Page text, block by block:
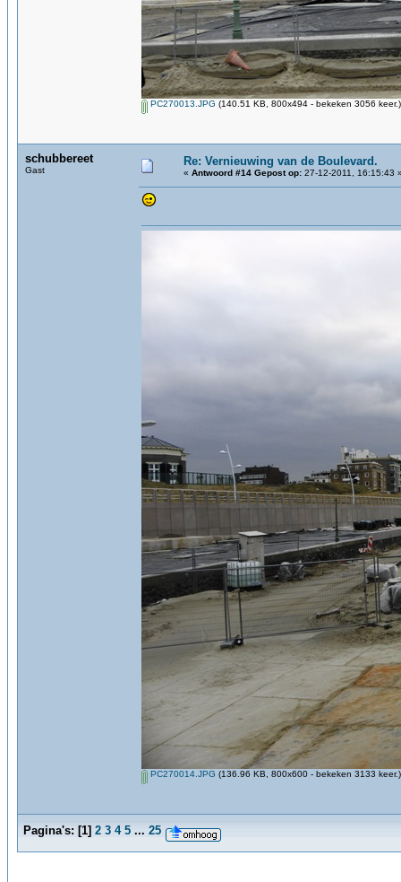
PC270013.JPG (140.51 KB, 800x494 - bekeken 3056 keer.)
schubbereet
Gast
Re: Vernieuwing van de Boulevard.
« Antwoord #14 Gepost op: 27-12-2011, 16:15:43
PC270014.JPG (136.96 KB, 800x600 - bekeken 3133 keer.)
Pagina's: [1] 2 3 4 5 ... 25